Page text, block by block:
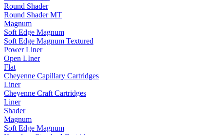
Round Shader
Round Shader MT
Magnum
Soft Edge Magnum
Soft Edge Magnum Textured
Power Liner
Open LIner
Flat
Cheyenne Capillary Cartridges
Liner
Cheyenne Craft Cartridges
Liner
Shader
Magnum
Soft Edge Magnum